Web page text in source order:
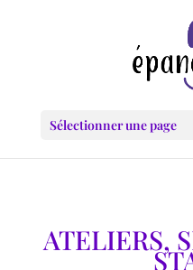
Sélectionner une page
ATELIERS,